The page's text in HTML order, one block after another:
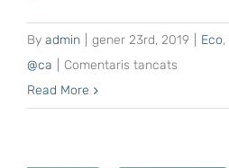
By admin gener 23rd, 2019 Eco,
@ca
Comentaris tancats
pel
Read More